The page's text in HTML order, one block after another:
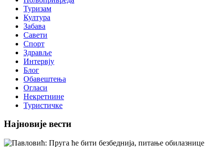
Туризам
Култура
Забава
Савети
Спорт
Здравље
Интервју
Блог
Обавештења
Огласи
Некретнине
Туристичке
Најновије вести